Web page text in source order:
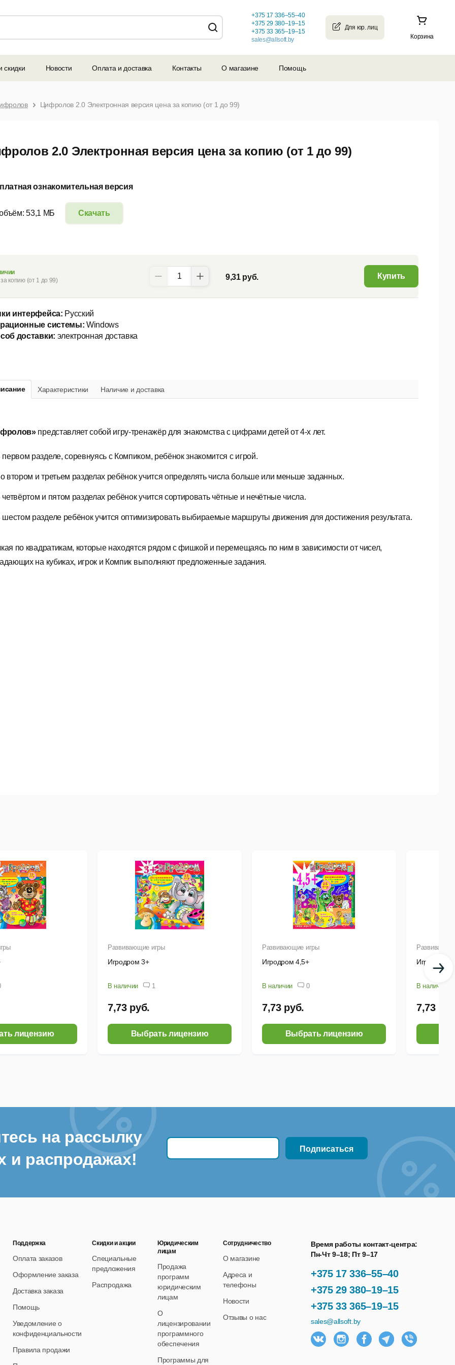
Корзина
+375 17 336–55–40
+375 29 380–19–15
+375 33 365–19–15
sales@allsoft.by
скидки Новости Оплата и доставка Контакты О магазине Помощь
Цифролов 2.0 Электронная версия цена за копию (от 1 до 99)
2.0 Электронная версия цена за копию (от 1 до 99)
ознакомительная версия
Скачать
53,1 МБ
Характеристики Наличие и доставка
представляет собой игру-тренажёр для знакомства с цифрами детей от 4-х лет.
первом разделе, соревнуясь с Компиком, ребёнок знакомится с игрой.
втором и третьем разделах ребёнок учится определять числа больше или меньше заданных.
четвёртом и пятом разделах ребёнок учится сортировать чётные и нечётные числа.
шестом разделе ребёнок учится оптимизировать выбираемые маршруты движения для достижения результата.
по квадратикам, которые находятся рядом с фишкой и перемещаясь по ним в зависимости от чисел,
на кубиках, игрок и Компик выполняют предложенные задания.
копию (от 1 до 99)
9,31 руб. Купить
интерфейса: Русский
системы: Windows
доставки: электронная доставка
лицензию
Развивающие игры
Игродром 3+
В наличии 1
7,73 руб.
Выбрать лицензию
Развивающие игры
Игродром 4,5+
В наличии 0
7,73 руб.
Выбрать лицензию
Игродром
В наличии
7,73
на рассылку
и распродажах!
+375 17 336–55–40
+375 29 380–19–15
+375 33 365–19–15
Время работы контакт-центра:
Пн-Чт 9–18; Пт 9–17
sales@allsoft.by
Поддержка
Оплата заказов
Оформление заказа
Доставка заказа
Помощь
Уведомление о
конфиденциальности
Правила продажи
Скидки и акции
Специальные
предложения
Распродажа
Юридическим
лицам
Продажа
программ
юридическим
лицам
О
лицензировании
программного
обеспечения
Программы для
Сотрудничество
О магазине
Адреса и
телефоны
Новости
Отзывы о нас